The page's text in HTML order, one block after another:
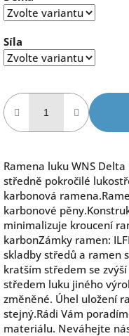
Síla
Ramena luku WNS
středně pokročilé
karbonová
karbonové
minimalizuje kroucení
karbonZámky ramen:
skladby středů a ramen
kratším středem se
středem luku jiného
změněné. Úhel uložení
stejný.Rádi Vám
materiálu. Neváhejte